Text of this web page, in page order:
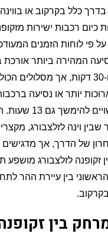
כלל בקרקוב או בווינה,
כיום רכבות ישירות
על פי לוחות הזמנים
הנסיעה המהירה ביותר
10 שעות ו-30 דקות, אך מסלולים
יותר או נסיעה
איטיות עשויים
שבין וינה לזלצבורג,
של הדרך, אך מדגישים
זקופנה לזלצבורג מושפע
בין עיירת ההר
בין